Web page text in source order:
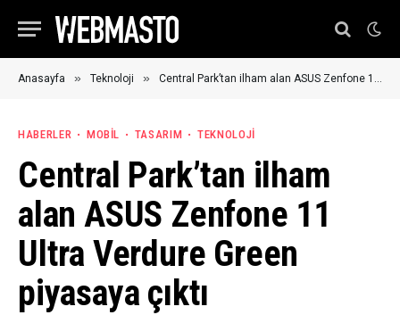
Anasayfa » Teknoloji » Central Park’tan ilham alan ASUS Zenfone 11 Ultra Verdure Green piyasaya çıktı
HABERLER MOBIL TASARIM TEKNOLOJI
Central Park’tan ilham
alan ASUS Zenfone 11
Ultra Verdure Green
piyasaya çıktı